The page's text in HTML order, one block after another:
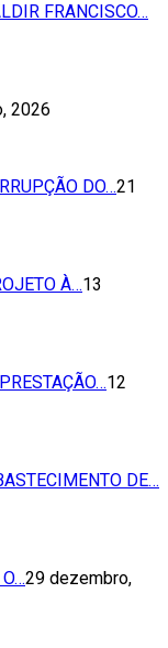
FRANCISCO…
2026
DO…21
À…13
12
DE…
29 dezembro,